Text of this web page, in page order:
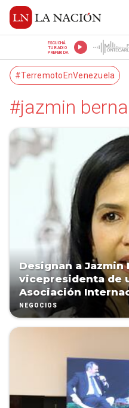
ESCUCHÁ
TU RADIO
PREFERIDA
#TerremotoEnVenezuela
#jazmin
Designan a Jazmin
vicepresidenta de
Asociación
NEGOCIOS